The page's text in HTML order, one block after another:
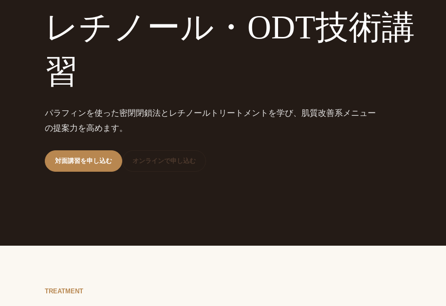
レチノール・ODT技術講
習
パラフィンを使った密閉閉鎖法とレチノールトリートメントを学び、肌質改善系メニュー
の提案力を高めます。
対面講習を申し込む オンラインで申し込む
TREATMENT